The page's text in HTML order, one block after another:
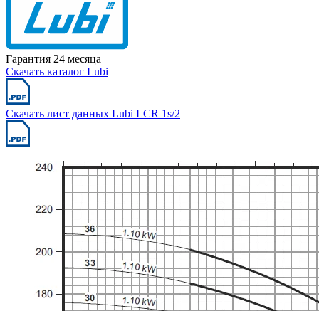
Гарантия 24 месяца
Скачать каталог Lubi
Скачать лист данных Lubi LCR 1s/2